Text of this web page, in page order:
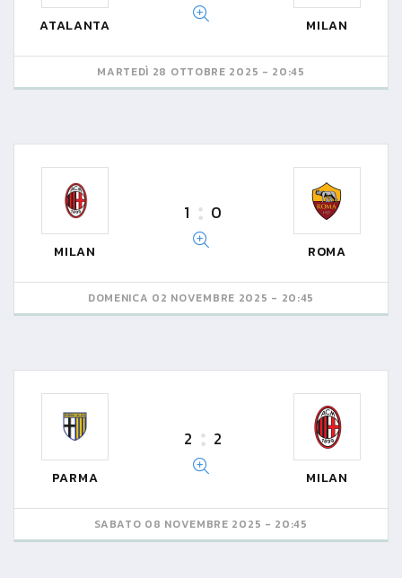
ATALANTA MILAN
MARTEDÌ 28 OTTOBRE 2025 - 20:45
MILAN
1 0
ROMA
DOMENICA 02 NOVEMBRE 2025 - 20:45
PARMA
2 2
MILAN
SABATO 08 NOVEMBRE 2025 - 20:45